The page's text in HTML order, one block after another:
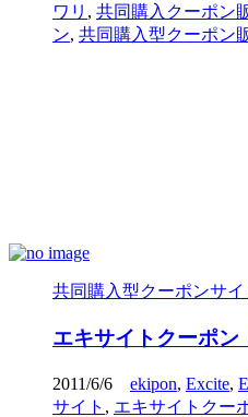
ワリ , 共同購入クーポン
ン, 共同購入型クーポン
共同購入型クーポンサイ
エキサイトクーポン
2011/6/6 ekipon, Excite,
サイト , エキサイトクー